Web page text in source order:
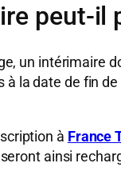
peut-
un intérimaire
à la date de fin
à France
ainsi